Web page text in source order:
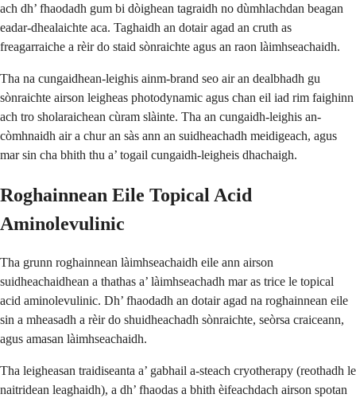
ach dh’ fhaodadh gum bi dòighean tagraidh no dùmhlachdan beagan
eadar-dhealaichte aca. Taghaidh an dotair agad an cruth as
freagarraiche a rèir do staid sònraichte agus an raon làimhseachaidh.
Tha na cungaidhean-leighis ainm-brand seo air an dealbhadh gu
sònraichte airson leigheas photodynamic agus chan eil iad rim faighinn
ach tro sholaraichean cùram slàinte. Tha an cungaidh-leighis an-
còmhnaidh air a chur an sàs ann an suidheachadh meidigeach, agus
mar sin cha bhith thu a’ togail cungaidh-leigheis dhachaigh.
Roghainnean Eile Topical Acid
Aminolevulinic
Tha grunn roghainnean làimhseachaidh eile ann airson
suidheachaidhean a thathas a’ làimhseachadh mar as trice le topical
acid aminolevulinic. Dh’ fhaodadh an dotair agad na roghainnean eile
sin a mheasadh a rèir do shuidheachadh sònraichte, seòrsa craiceann,
agus amasan làimhseachaidh.
Tha leigheasan traidiseanta a’ gabhail a-steach cryotherapy (reothadh le
naitridean leaghaidh), a dh’ fhaodas a bhith èifeachdach airson spotan